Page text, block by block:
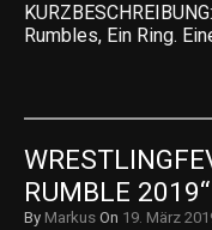
Rumbles, Ein Ring.
RUMBLE
By Markus On 19. März